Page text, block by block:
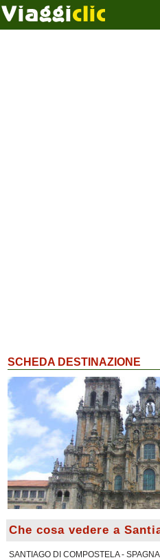
SCHEDA DESTINAZIONE
Che cosa vedere a
SANTIAGO DI COMPOSTELA -